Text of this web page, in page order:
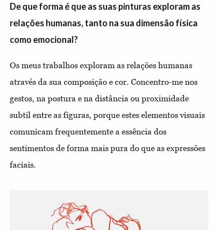
De que forma é que as suas pinturas exploram as
relações humanas, tanto na sua dimensão física
como emocional?
Os meus trabalhos exploram as relações humanas
através da sua composição e cor. Concentro-me nos
gestos, na postura e na distância ou proximidade
subtil entre as figuras, porque estes elementos visuais
comunicam frequentemente a essência dos
sentimentos de forma mais pura do que as expressões
faciais.